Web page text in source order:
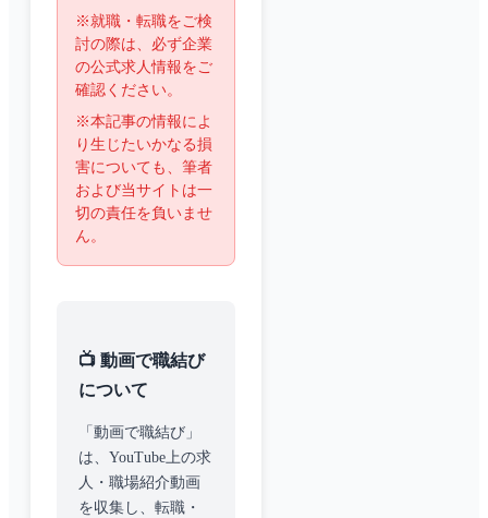
※就職・転職をご検
討の際は、必ず企業
の公式求人情報をご
確認ください。
※本記事の情報によ
り生じたいかなる損
害についても、筆者
および当サイトは一
切の責任を負いませ
ん。
📺 動画で職結び
について
「動画で職結び」
は、YouTube上の求
人・職場紹介動画
を収集し、転職・